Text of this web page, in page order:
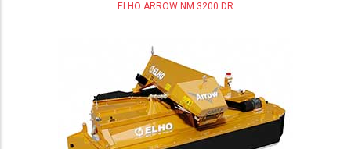
ELHO ARROW NM 3200 DR